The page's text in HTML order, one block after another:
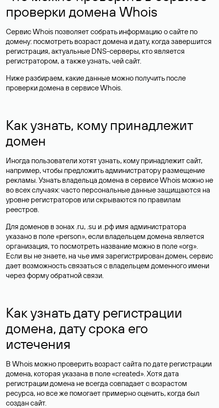
проверки домена Whois
Сервис Whois позволяет собрать информацию о сайте по
домену: посмотреть возраст домена и дату, когда завершится
регистрация, актуальные DNS-серверы, кто является
регистратором, а также узнать, чей сайт.
Ниже разбираем, какие данные можно получить после
проверки домена в сервисе Whois.
Как узнать, кому принадлежит
домен
Иногда пользователи хотят узнать, кому принадлежит сайт,
например, чтобы предложить администратору размещение
рекламы. Узнать владельца домена в сервисе Whois можно не
во всех случаях: часто персональные данныезащищаются на
уровне регистраторов или скрываются по правилам
реестров.
Для доменов в зонах .ru, .su и .рф имя администратора
указано в поле «person», если владельцем домена является
организация, то посмотреть название можно в поле «org».
Если вы не знаете, на чье имя зарегистрирован домен, сервис
дает возможность связаться с владельцем доменного имени
через форму обратной связи.
Как узнать дату регистрации
домена, дату срока его
истечения
В Whois можно проверить возраст сайта по дате регистрации
домена, которая указана в поле «created». Хотя дата
регистрации домена не всегда совпадает с возрастом
ресурса, но все же помогает примерно оценить, когда был
создан сайт.